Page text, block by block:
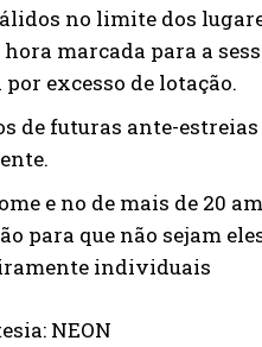
no limite dos
marcada para a
excesso de lotação.
de futuras ante-
e no de mais de 20
para que não sejam
individuais
NEON